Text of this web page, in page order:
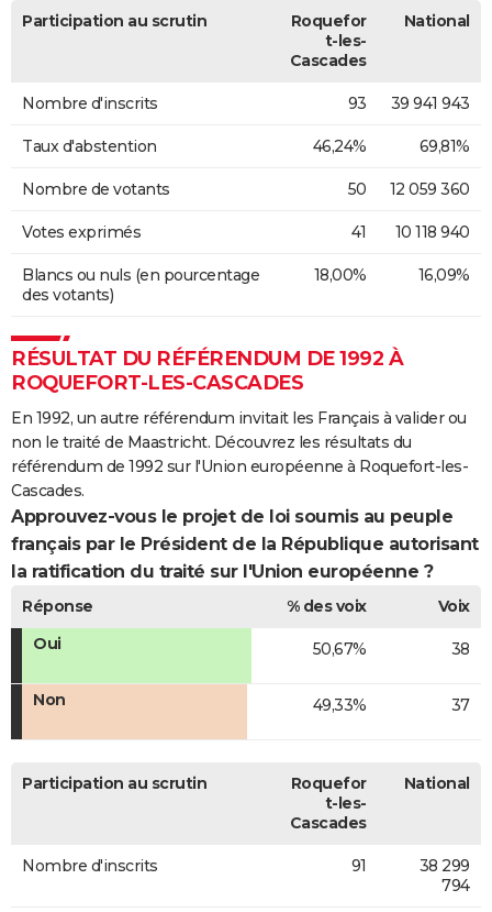
Participation au scrutin
Roquefor
t-les-
Cascades
National
Nombre d'inscrits 93 39 941 943
Taux d'abstention 46,24% 69,81%
Nombre de votants 50 12 059 360
Votes exprimés 41 10 118 940
Blancs ou nuls (en pourcentage
des votants)
18,00% 16,09%
RÉSULTAT DU RÉFÉRENDUM DE 1992 À
ROQUEFORT-LES-CASCADES
En 1992, un autre référendum invitait les Français à valider ou
non le traité de Maastricht. Découvrez les résultats du
référendum de 1992 sur l'Union européenne à Roquefort-les-
Cascades.
Approuvez-vous le projet de loi soumis au peuple
français par le Président de la République autorisant
la ratification du traité sur l'Union européenne ?
Réponse % des voix
Voix
Oui
50,67% 38
Non 49,33% 37
Participation au scrutin
Roquefor
t-les-
Cascades
National
Nombre d'inscrits 91
38 299
794